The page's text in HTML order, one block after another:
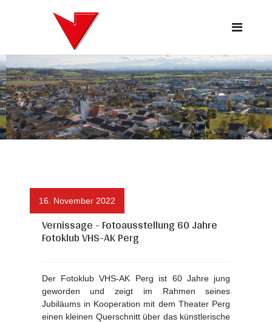
Vernissage - Fotoausstellung 60 Jahre
Fotoklub VHS-AK Perg
16. November 2022
Der Fotoklub VHS-AK Perg ist 60 Jahre jung
geworden und zeigt im Rahmen seines
Jubiläums in Kooperation mit dem Theater Perg
einen kleinen Querschnitt über das künstlerische